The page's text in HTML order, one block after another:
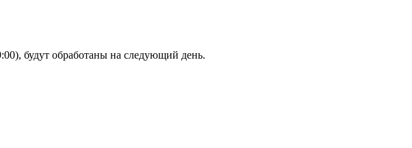
будут обработаны на следующий день.